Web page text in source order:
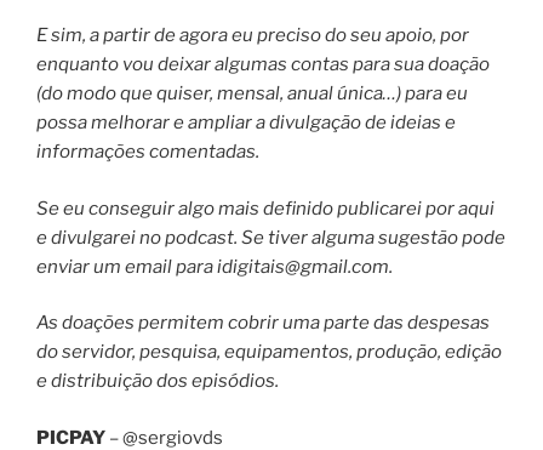
E sim, a partir de agora eu preciso do seu apoio, por
enquanto vou deixar algumas contas para sua doação
(do modo que quiser, mensal, anual única…) para eu
possa melhorar e ampliar a divulgação de ideias e
informações comentadas.
Se eu conseguir algo mais definido publicarei por aqui
e divulgarei no podcast. Se tiver alguma sugestão pode
enviar um email paraidigitais@gmail.com.
As doações permitem cobrir uma parte das despesas
do servidor, pesquisa, equipamentos, produção, edição
e distribuição dos episódios.
PICPAY – @sergiovds